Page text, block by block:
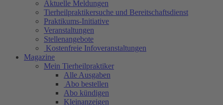
Aktuelle Meldungen
Tierheilpraktikersuche und Bereitschaftsdienst
Praktikums-Initiative
Veranstaltungen
Stellenangebote
Kostenfreie Infoveranstaltungen
Magazine
Mein Tierheilpraktiker
Alle Ausgaben
Abo bestellen
Abo kündigen
Kleinanzeigen